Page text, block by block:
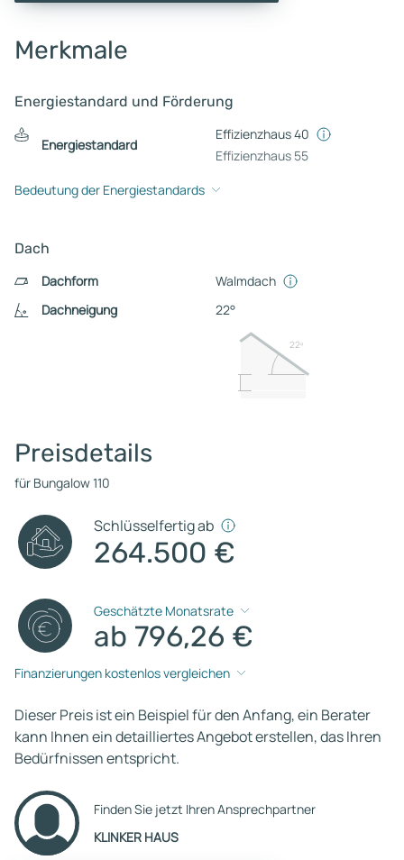
Merkmale
Energiestandard und Förderung
Energiestandard
Effizienzhaus 40
Effizienzhaus 55
Bedeutung der Energiestandards
Dach
Dachform
Walmdach
Dachneigung
22°
22º
Preisdetails
für Bungalow 110
Schlüsselfertig ab
264.500 €
Geschätzte Monatsrate
ab 796,26 €
Finanzierungen kostenlos vergleichen
Dieser Preis ist ein Beispiel für den Anfang, ein Berater
kann Ihnen ein detailliertes Angebot erstellen, das Ihren
Bedürfnissen entspricht.
Finden Sie jetzt Ihren Ansprechpartner
KLINKER HAUS